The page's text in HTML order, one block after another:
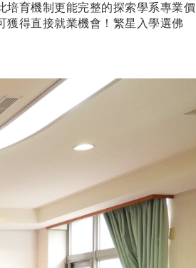
培育機制更能完整的探索學系專業價
獲得直接就業機會！繁星入學選佛